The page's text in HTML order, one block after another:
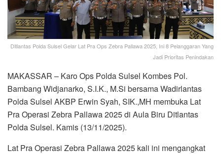
Ditlantas Polda Sulsel Gelar Lat Pra Ops Zebra Pallawa 2025, Ini 8 Pelanggaran Yang
Jadi Prioritas Penindakan
MAKASSAR – Karo Ops Polda Sulsel Kombes Pol.
Bambang Widjanarko, S.I.K., M.Si bersama Wadirlantas
Polda Sulsel AKBP Erwin Syah, SIK.,MH membuka Lat
Pra Operasi Zebra Pallawa 2025 di Aula Biru Ditlantas
Polda Sulsel. Kamis (13/11/2025).
Lat Pra Operasi Zebra Pallawa 2025 kali ini mengangkat